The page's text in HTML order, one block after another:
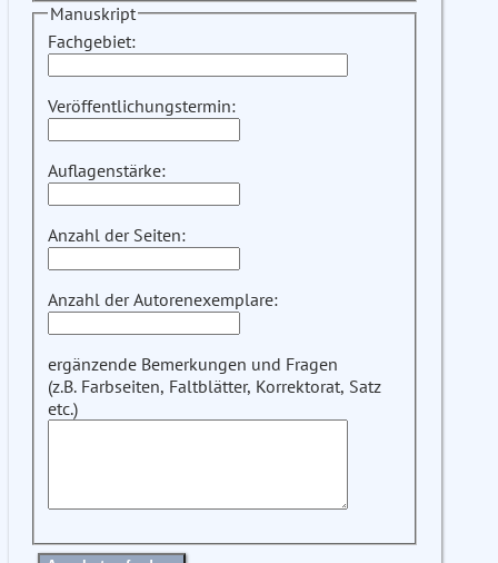
Manuskript
Fachgebiet:
Veröffentlichungstermin:
Auflagenstärke:
Anzahl der Seiten:
Anzahl der Autorenexemplare:
ergänzende Bemerkungen und Fragen
(z.B. Farbseiten, Faltblätter, Korrektorat, Satz
etc.)